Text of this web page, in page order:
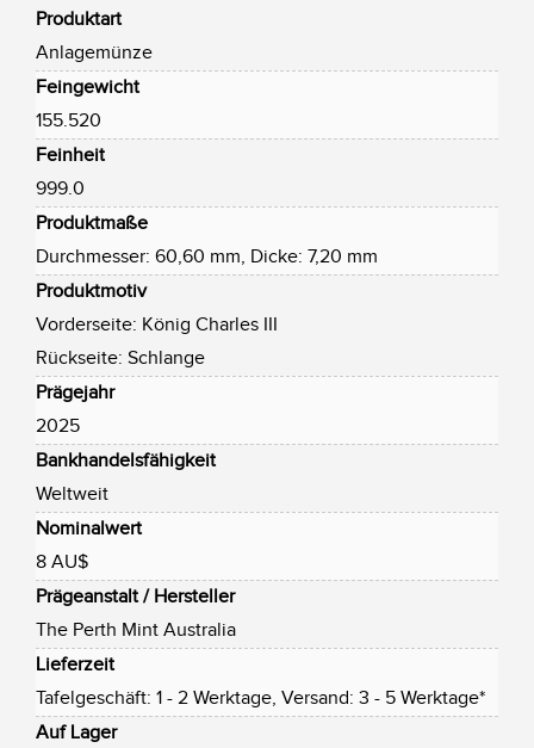
Produktart
Anlagemünze
Feingewicht
155.520
Feinheit
999.0
Produktmaße
Durchmesser: 60,60 mm, Dicke: 7,20 mm
Produktmotiv
Vorderseite: König Charles III
Rückseite: Schlange
Prägejahr
2025
Bankhandelsfähigkeit
Weltweit
Nominalwert
8 AU$
Prägeanstalt / Hersteller
The Perth Mint Australia
Lieferzeit
Tafelgeschäft: 1 - 2 Werktage, Versand: 3 - 5 Werktage*
Auf Lager